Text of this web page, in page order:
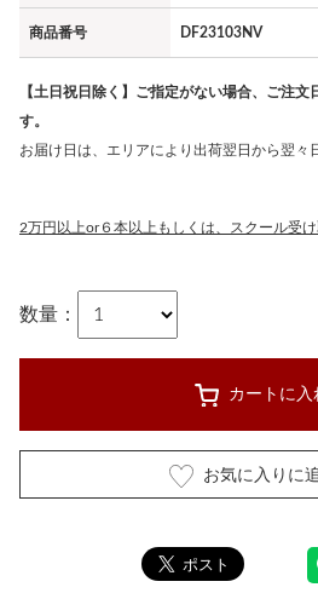
商品番号 DF23103NV
【土日祝日除く】ご指定がない場合、ご注文
す。
お届け日は、エリアにより出荷翌日から翌々
2万円以上or６本以上もしくは、スクール受
数量：
カートに入
お気に入りに